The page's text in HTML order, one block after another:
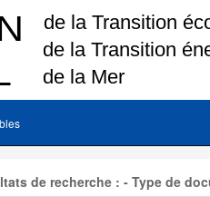
de recherche : - Type de